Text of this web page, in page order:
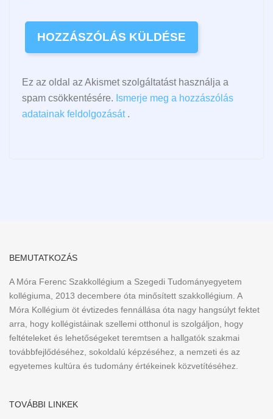
Ez az oldal az Akismet szolgáltatást használja a
spam csökkentésére. Ismerje meg a hozzászólás
adatainak feldolgozását.
BEMUTATKOZÁS
A Móra Ferenc Szakkollégium a Szegedi Tudományegyetem
kollégiuma, 2013 decembere óta minősített szakkollégium. A
Móra Kollégium öt évtizedes fennállása óta nagy hangsúlyt fektet
arra, hogy kollégistáinak szellemi otthonul is szolgáljon, hogy
feltételeket és lehetőségeket teremtsen a hallgatók szakmai
továbbfejlődéséhez, sokoldalú képzéséhez, a nemzeti és az
egyetemes kultúra és tudomány értékeinek közvetítéséhez.
TOVÁBBI LINKEK